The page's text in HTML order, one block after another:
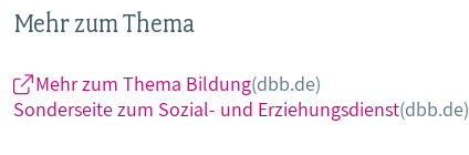
Mehr zum Thema
Mehr zum Thema Bildung(dbb.de)
Sonderseite zum Sozial- und Erziehungsdienst(dbb.de)